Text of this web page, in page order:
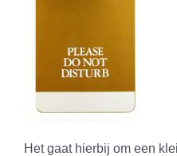
Het gaat hierbij om een